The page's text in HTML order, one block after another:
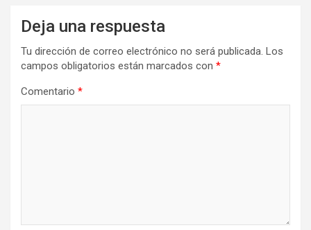
Deja una respuesta
Tu dirección de correo electrónico no será publicada. Los
campos obligatorios están marcados con *
Comentario *